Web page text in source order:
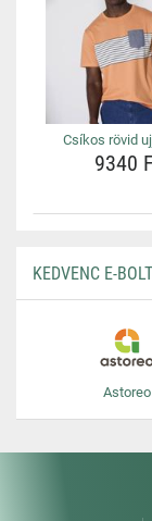
Csíkos rövid
9340
KEDVENC E-
Astoreo